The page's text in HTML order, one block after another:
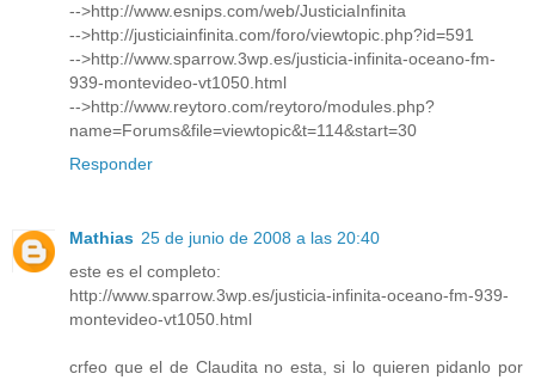
-->http://www.esnips.com/web/JusticiaInfinita
-->http://justiciainfinita.com/foro/viewtopic.php?id=591
-->http://www.sparrow.3wp.es/justicia-infinita-oceano-fm-
939-montevideo-vt1050.html
-->http://www.reytoro.com/reytoro/modules.php?
name=Forums&file=viewtopic&t=114&start=30
Responder
Mathias 25 de junio de 2008 a las 20:40
este es el completo:
http://www.sparrow.3wp.es/justicia-infinita-oceano-fm-939-
montevideo-vt1050.html
crfeo que el de Claudita no esta, si lo quieren pidanlo por